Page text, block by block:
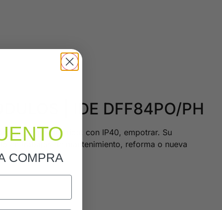
| IDE DFF84PO/PH
y montaje eléctrico, con IP40, empotrar. Su
en trabajos de mantenimiento, reforma o nueva
COMPRA